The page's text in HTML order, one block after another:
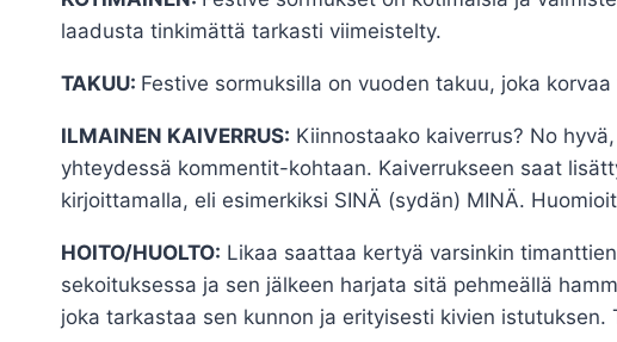
laadusta tinkimättä tarkasti viimeistelty.
TAKUU: Festive sormuksilla on vuoden takuu, joka
ILMAINEN KAIVERRUS: Kiinnostaako kaiverrus? No
yhteydessä kommentit-kohtaan. Kaiverrukseen saat
kirjoittamalla, eli esimerkiksi SINÄ (sydän) MINÄ.
HOITO/HUOLTO: Likaa saattaa kertyä varsinkin
sekoituksessa ja sen jälkeen harjata sitä pehmeällä
joka tarkastaa sen kunnon ja erityisesti kivien